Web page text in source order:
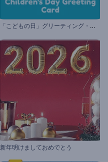
「
こどもの日」グリーティング・カード
新年明けましておめでとう